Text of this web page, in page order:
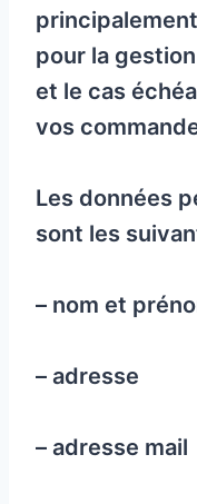
pour la
et le cas
vos
Les données
sont les
– nom et
– adresse
– adresse mail